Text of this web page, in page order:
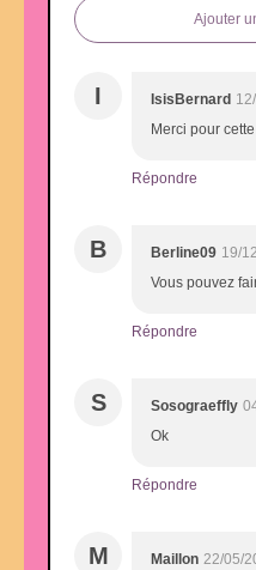
Ajouter
I IsisBernard
Merci pour
Répondre
B Berline09 19/
Vous pouvez
Répondre
S Sosograeffly
Ok
Répondre
M Maillon 22/05/